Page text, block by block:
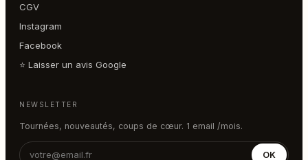
CGV
Instagram
Facebook
⭐ Laisser un avis Google
NEWSLETTER
Tournées, nouveautés, coups de cœur. 1 email /mois.
OK